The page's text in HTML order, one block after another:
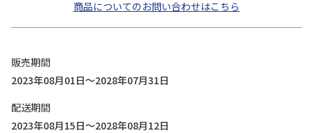
商品についてのお問い合わせはこちら
販売期間
2023年08月01日～2028年07月31日
配送期間
2023年08月15日～2028年08月12日